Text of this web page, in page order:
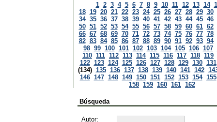
1 2 3 4 5 6 7 8 9 10 11 12 13 14
18 19 20 21 22 23 24 25 26 27 28 29 30
34 35 36 37 38 39 40 41 42 43 44 45 46
50 51 52 53 54 55 56 57 58 59 60 61 62
66 67 68 69 70 71 72 73 74 75 76 77 78
82 83 84 85 86 87 88 89 90 91 92 93 94
98 99 100 101 102 103 104 105 106 107
110 111 112 113 114 115 116 117 118 119
122 123 124 125 126 127 128 129 130 131
(134) 135 136 137 138 139 140 141 142
146 147 148 149 150 151 152 153 154 155
158 159 160 161 162
Búsqueda
Autor: